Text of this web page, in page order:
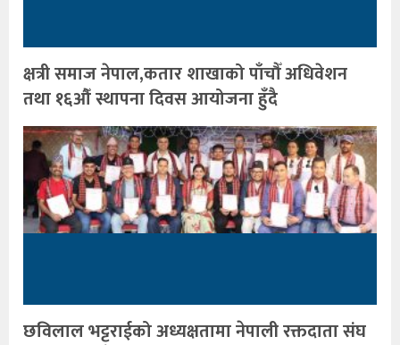
क्षत्री समाज नेपाल,कतार शाखाको पाँचौँ अधिवेशन
तथा १६औँ स्थापना दिवस आयोजना हुँदै
छविलाल भट्टराईको अध्यक्षतामा नेपाली रक्तदाता संघ